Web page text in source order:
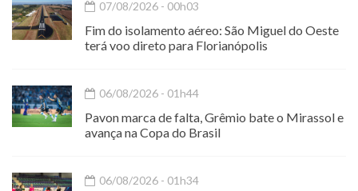
07/08/2026 - 00h03
Fim do isolamento aéreo: São Miguel do Oeste
terá voo direto para Florianópolis
06/08/2026 - 01h44
Pavon marca de falta, Grêmio bate o Mirassol e
avança na Copa do Brasil
06/08/2026 - 01h34